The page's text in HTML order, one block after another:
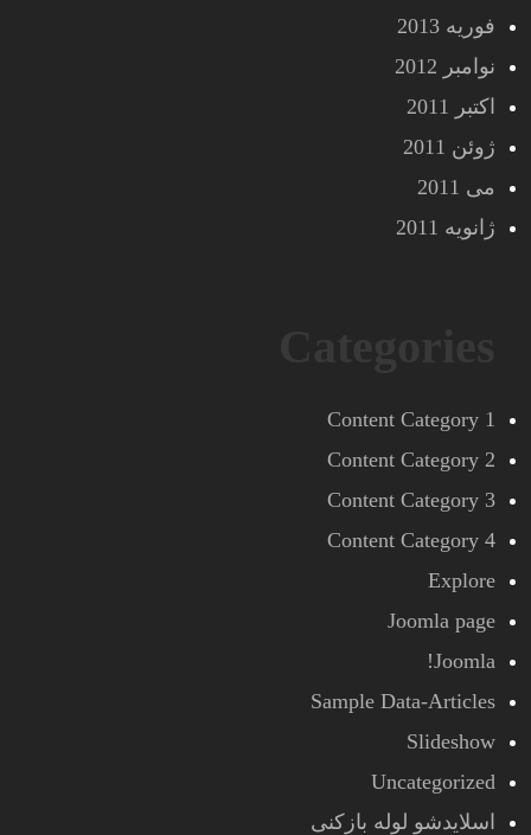
فوریه 2013
نوامبر 2012
اکتبر 2011
ژوئن 2011
می 2011
ژانویه 2011
Content Category 1
Content Category 2
Content Category 3
Content Category 4
Explore
Joomla page
Joomla!
Sample Data-Articles
Slideshow
Uncategorized
اسلایدشو لوله بازکنی